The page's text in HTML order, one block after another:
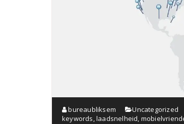
bureaubliksem Uncategorized
keywords,laadsnelheid,